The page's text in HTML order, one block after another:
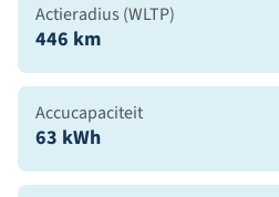
Actieradius (WLTP)
446 km
Accucapaciteit
63 kWh